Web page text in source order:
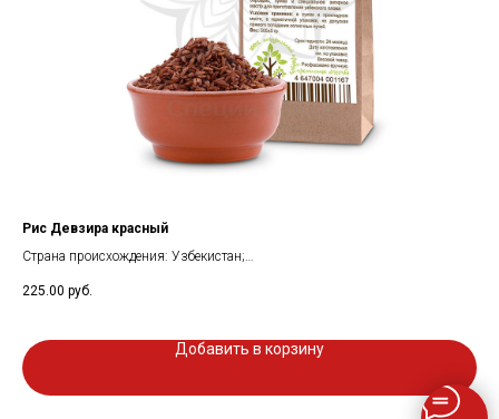
Рис Девзира красный
Страна происхождения: Узбекистан;
Вес: 500 гр;
225.00 руб.
Добавить в корзину